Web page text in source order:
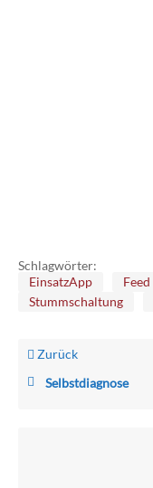
Schlagwörter:
EinsatzApp
Feed
Stummschaltung
Zurück
Selbstdiagnose